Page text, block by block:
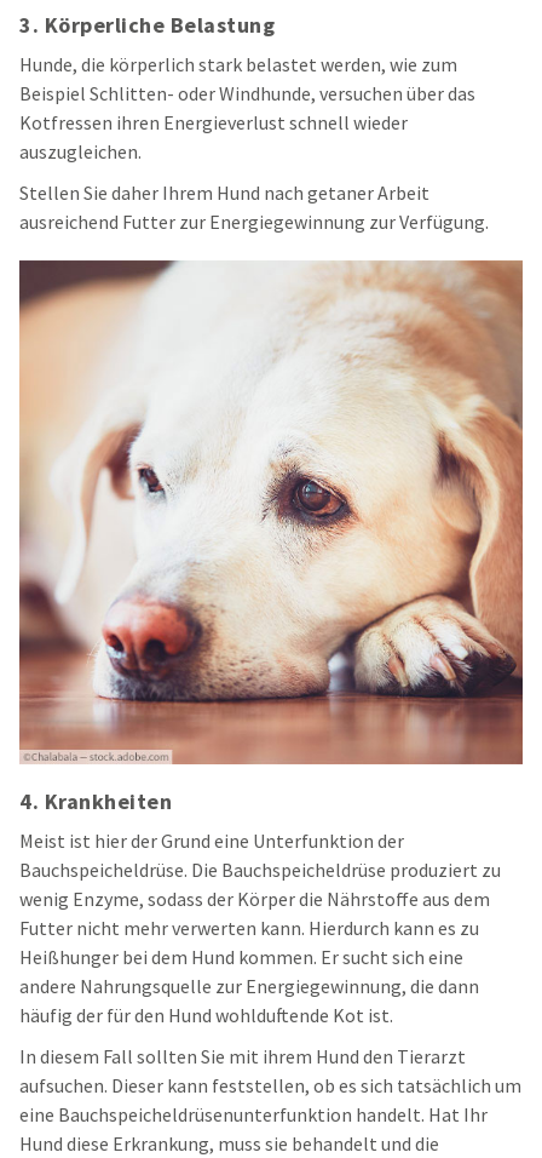
3. Körperliche Belastung
Hunde, die körperlich stark belastet werden, wie zum
Beispiel Schlitten- oder Windhunde, versuchen über das
Kotfressen ihren Energieverlust schnell wieder
auszugleichen.
Stellen Sie daher Ihrem Hund nach getaner Arbeit
ausreichend Futter zur Energiegewinnung zur Verfügung.
4. Krankheiten
Meist ist hier der Grund eine Unterfunktion der
Bauchspeicheldrüse. Die Bauchspeicheldrüse produziert zu
wenig Enzyme, sodass der Körper die Nährstoffe aus dem
Futter nicht mehr verwerten kann. Hierdurch kann es zu
Heißhunger bei dem Hund kommen. Er sucht sich eine
andere Nahrungsquelle zur Energiegewinnung, die dann
häufig der für den Hund wohlduftende Kot ist.
In diesem Fall sollten Sie mit ihrem Hund den Tierarzt
aufsuchen. Dieser kann feststellen, ob es sich tatsächlich um
eine Bauchspeicheldrüsenunterfunktion handelt. Hat Ihr
Hund diese Erkrankung, muss sie behandelt und die